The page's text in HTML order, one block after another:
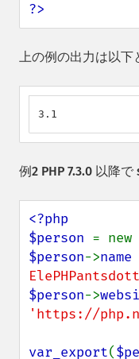
?>
上の例の出力は以下
3.1
例2 PHP 7.3.0 以降
<?php
$person = new
$person->name
$person->
'https://
var_export(